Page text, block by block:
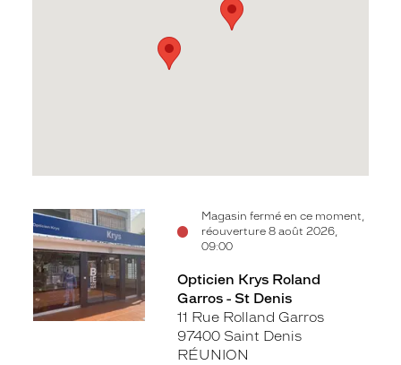
Magasin fermé en ce moment,
réouverture 8 août 2026,
09:00
Voir
la
fiche
Opticien Krys Roland
Garros - St Denis
11 Rue Rolland Garros
97400 Saint Denis
RÉUNION
Voir
la
fiche